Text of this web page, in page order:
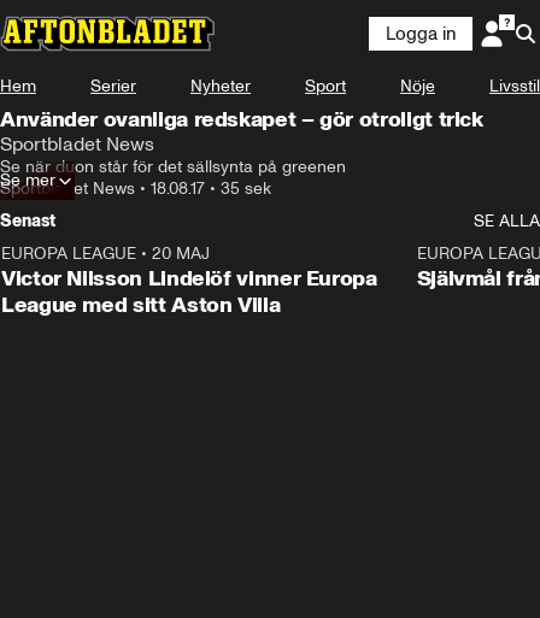
Logga in
Hem Serier Nyheter Sport Nöje Livsstil
Använder ovanliga redskapet – gör otroligt trick
Sportbladet News
Se när duon står för det sällsynta på greenen
Sportbladet News • 18.08.17 • 35 sek
Se mer
Senast
SE ALLA
EUROPA LEAGUE • 20 MAJ
Victor Nilsson Lindelöf vinner Europa
League med sitt Aston Villa
EUROPA
Självmål